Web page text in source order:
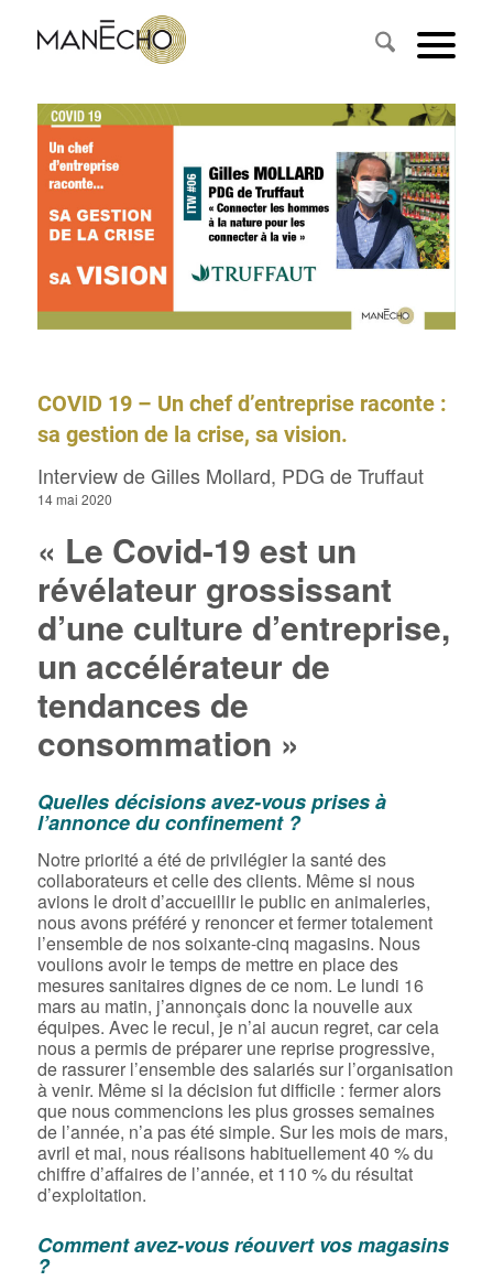
COVID 19 – Un chef d’entreprise raconte :
sa gestion de la crise, sa vision.
Interview de Gilles Mollard, PDG de Truffaut
14 mai 2020
« Le Covid-19 est un
révélateur grossissant
d’une culture d’entreprise,
un accélérateur de
tendances de
consommation »
Quelles décisions avez-vous prises à
l’annonce du confinement ?
Notre priorité a été de privilégier la santé des
collaborateurs et celle des clients. Même si nous
avions le droit d’accueillir le public en animaleries,
nous avons préféré y renoncer et fermer totalement
l’ensemble de nos soixante-cinq magasins. Nous
voulions avoir le temps de mettre en place des
mesures sanitaires dignes de ce nom. Le lundi 16
mars au matin, j’annonçais donc la nouvelle aux
équipes. Avec le recul, je n’ai aucun regret, car cela
nous a permis de préparer une reprise progressive,
de rassurer l’ensemble des salariés sur l’organisation
à venir. Même si la décision fut difficile : fermer alors
que nous commencions les plus grosses semaines
de l’année, n’a pas été simple. Sur les mois de mars,
avril et mai, nous réalisons habituellement 40 % du
chiffre d’affaires de l’année, et 110 % du résultat
d’exploitation.
Comment avez-vous réouvert vos magasins
?